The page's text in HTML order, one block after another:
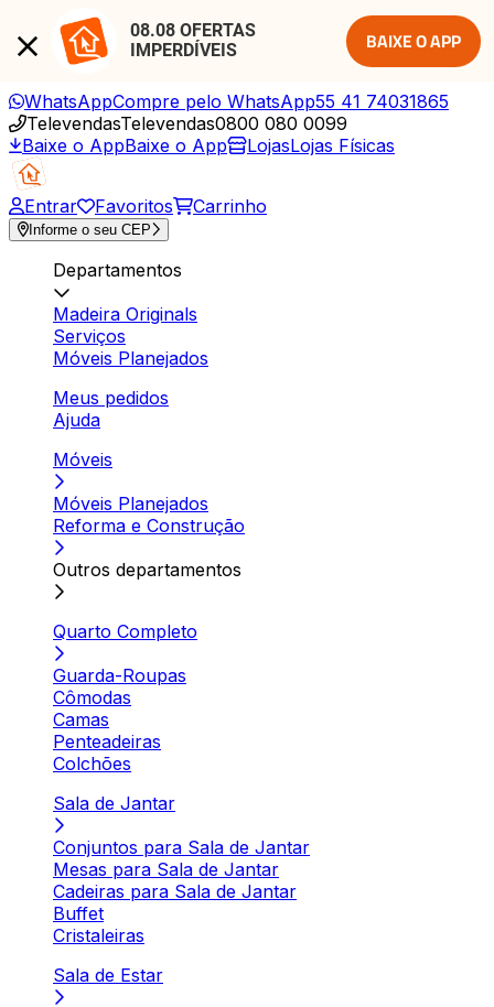
08.08 OFERTAS
IMPERDÍVEIS
BAIXE O APP
WhatsAppCompre pelo WhatsApp55 41 74031865
TelevendasTelevendas0800 080 0099
Baixe o AppBaixe o App LojasLojas Físicas
Entrar Favoritos Carrinho
Informe o seu CEP
Departamentos
Madeira Originals
Serviços
Móveis Planejados
Meus pedidos
Ajuda
Móveis
Móveis Planejados
Reforma e Construção
Outros departamentos
Quarto Completo
Guarda-Roupas
Cômodas
Camas
Penteadeiras
Colchões
Sala de Jantar
Conjuntos para Sala de Jantar
Mesas para Sala de Jantar
Cadeiras para Sala de Jantar
Buffet
Cristaleiras
Sala de Estar